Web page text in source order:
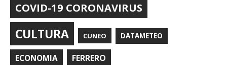
COVID-19 CORONAVIRUS
CULTURA CUNEO DATAMETEO
ECONOMIA FERRERO